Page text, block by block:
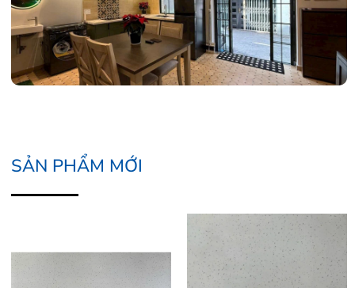
SẢN PHẨM MỚI